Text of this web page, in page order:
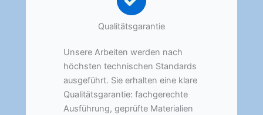
Qualitätsgarantie
Unsere Arbeiten werden nach
höchsten technischen Standards
ausgeführt. Sie erhalten eine klare
Qualitätsgarantie: fachgerechte
Ausführung, geprüfte Materialien